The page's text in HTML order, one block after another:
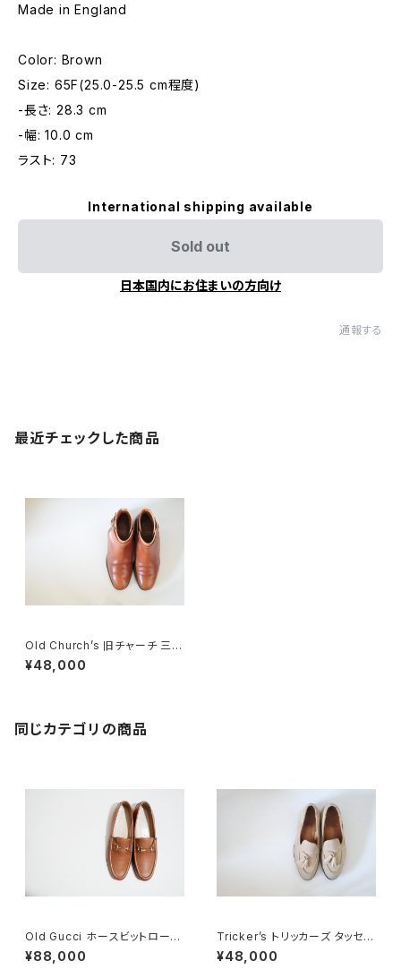
Made in England
Color: Brown
Size: 65F(25.0-25.5 cm程度)
-長さ: 28.3 cm
-幅: 10.0 cm
ラスト: 73
International shipping available
Sold out
日本国内にお住まいの方向け
通報する
最近チェックした商品
Old Church’s 旧チャーチ 三都
市 ジョッパーブーツ 65F
¥48,000
同じカテゴリの商品
Old Gucci ホースビットローフ
ァー 38.5C tan ほぼDeadsto
ck
¥88,000
Tricker’s トリッカーズ タッセル
ローファー 5.5-4 スエード
¥48,000